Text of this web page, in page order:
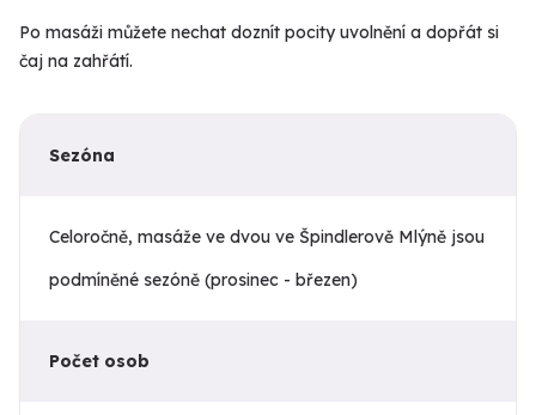
Po masáži můžete nechat doznít pocity uvolnění a dopřát si
čaj na zahřátí.
Sezóna
Celoročně, masáže ve dvou ve Špindlerově Mlýně jsou
podmíněné sezóně (prosinec - březen)
Počet osob